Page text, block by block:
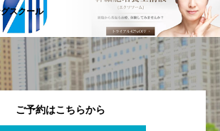
スクール
ご予約はこちらから